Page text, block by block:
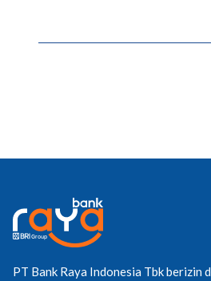
PT Bank Raya Indonesia Tbk berizin